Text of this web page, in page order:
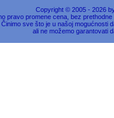
Copyright © 2005 - 2026
pravo promene cena, bez
Činimo sve što je u našoj mogućnosti
ali ne možemo garantovati